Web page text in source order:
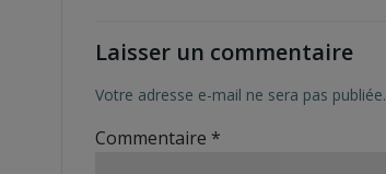
Laisser un commentaire
Votre adresse e-mail ne sera pas publiée.
Commentaire *